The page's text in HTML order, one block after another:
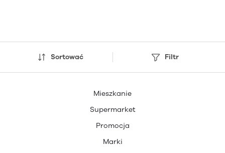
Sortować Filtr
Mieszkanie
Supermarket
Promocja
Marki